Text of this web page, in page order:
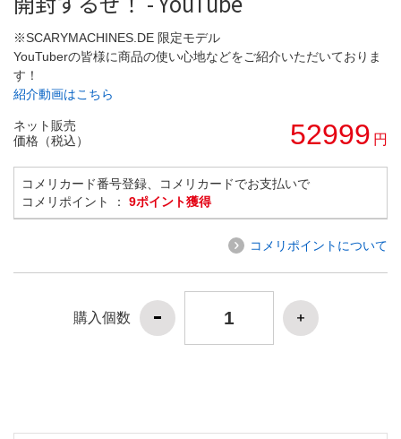
※SCARYMACHINES.DE 限定モデル
YouTuberの皆様に商品の使い心地などをご紹介いただいておりま
す！
紹介動画はこちら
ネット販売
価格（税込）
52999 円
コメリカード番号登録、コメリカードでお支払いで
コメリポイント ： 9ポイント獲得
コメリポイントについて
購入個数